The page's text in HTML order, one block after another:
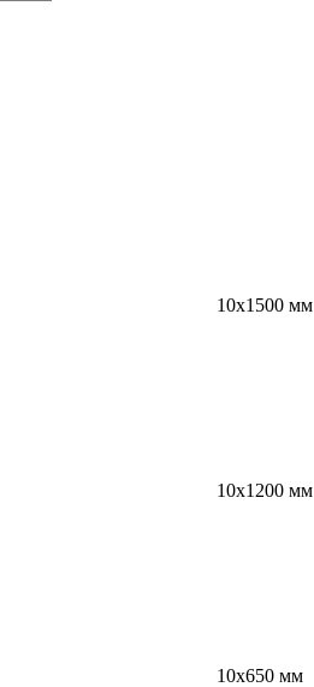
10x1500 мм
10х1200 мм
10х650 мм